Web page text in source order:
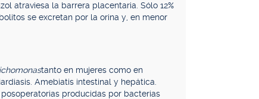
atraviesa la barrera placentaria. Sólo 12%
se excretan por la orina y, en menor
tanto en mujeres como en
Amebiatis intestinal y hepática.
producidas por bacterias